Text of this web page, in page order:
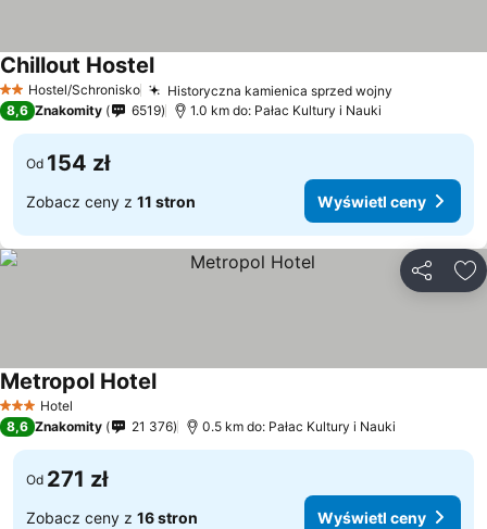
2 Kategoria
Hostel/Schronisko Historyczna kamienica sprzed wojny
Chillout Hostel
8,6 Znakomity 6519 1.0 km do: Pałac Kultury i Nauki
Od 154 zł
Zobacz ceny z 11 stron Wyświetl ceny
3 Kategoria
Hotel
Metropol Hotel
8,6 Znakomity 21 376 0.5 km do: Pałac Kultury i Nauki
Od 271 zł
Zobacz ceny z 16 stron Wyświetl ceny